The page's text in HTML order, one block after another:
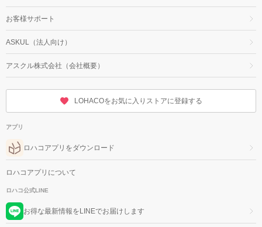
お客様サポート
ASKUL（法人向け）
アスクル株式会社（会社概要）
LOHACOをお気に入りストアに登録する
アプリ
ロハコアプリをダウンロード
ロハコアプリについて
ロハコ公式LINE
お得な最新情報をLINEでお届けします